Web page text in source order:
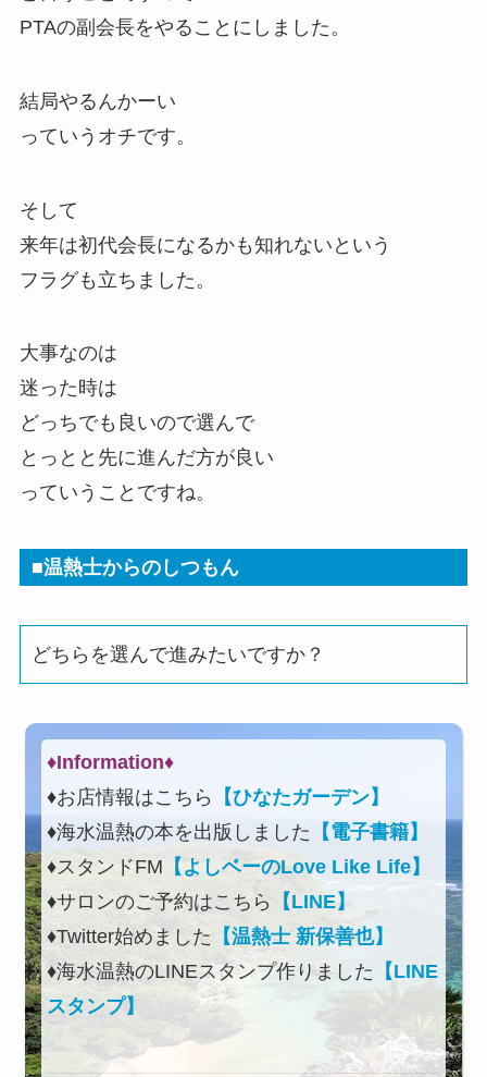
PTAの副会長をやることにしました。
結局やるんかーい
っていうオチです。
そして
来年は初代会長になるかも知れないという
フラグも立ちました。
大事なのは
迷った時は
どっちでも良いので選んで
とっとと先に進んだ方が良い
っていうことですね。
■温熱士からのしつもん
どちらを選んで進みたいですか？
♦Information♦︎
♦お店情報はこちら
【ひなたガーデン】
♦海水温熱の本を出版しました 【電子書籍】
♦スタンドFM 【よしベーのLove Like Life】
♦サロンのご予約はこちら
【LINE】
♦Twitter始めました 【温熱士 新保善也】
♦海水温熱のLINEスタンプ作りました 【LINE
スタンプ】